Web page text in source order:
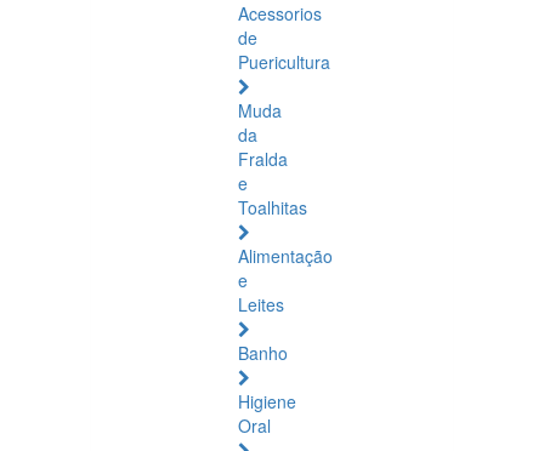
Acessorios
de
Puericultura
Muda
da
Fralda
e
Toalhitas
Alimentação
e
Leites
Banho
Higiene
Oral